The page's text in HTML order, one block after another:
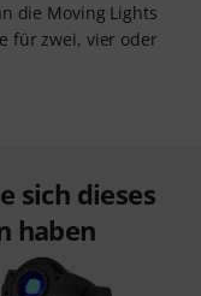
die Moving Lights
für zwei, vier oder
sich dieses
haben